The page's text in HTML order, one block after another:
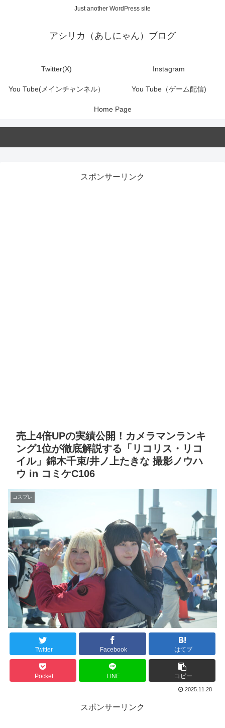
Just another WordPress site
アシリカ（あしにゃん）ブログ
Twitter(X) Instagram
You Tube(メインチャンネル） You Tube（ゲーム配信)
Home Page
スポンサーリンク
売上4倍UPの実績公開！カメラマンランキ
ング1位が徹底解説する「リコリス・リコ
イル」錦木千束/井ノ上たきな 撮影ノウハ
ウ in コミケC106
コスプレ
Twitter Facebook はてブ
Pocket LINE コピー
2025.11.28
スポンサーリンク